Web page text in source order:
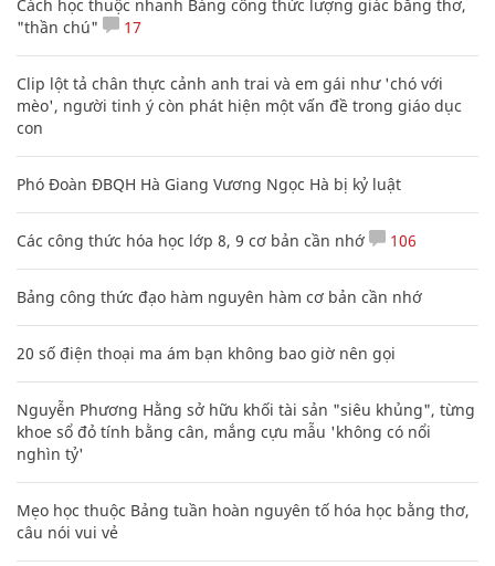
Cách học thuộc nhanh Bảng công thức lượng giác bằng thơ,
"thần chú"
17
Clip lột tả chân thực cảnh anh trai và em gái như 'chó với
mèo', người tinh ý còn phát hiện một vấn đề trong giáo dục
con
Phó Đoàn ĐBQH Hà Giang Vương Ngọc Hà bị kỷ luật
Các công thức hóa học lớp 8, 9 cơ bản cần nhớ 106
Bảng công thức đạo hàm nguyên hàm cơ bản cần nhớ
20 số điện thoại ma ám bạn không bao giờ nên gọi
Nguyễn Phương Hằng sở hữu khối tài sản "siêu khủng", từng
khoe sổ đỏ tính bằng cân, mắng cựu mẫu 'không có nổi
nghìn tỷ'
Mẹo học thuộc Bảng tuần hoàn nguyên tố hóa học bằng thơ,
câu nói vui vẻ